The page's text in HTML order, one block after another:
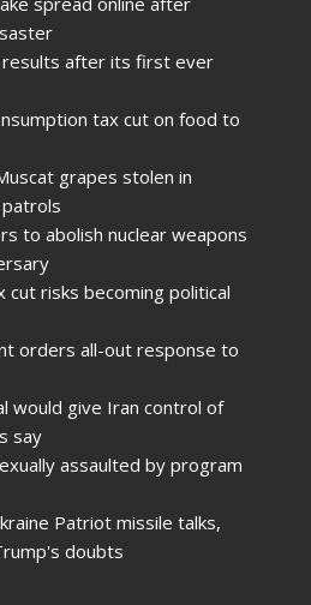
after its first ever
tax cut on food to
grapes stolen in
to abolish nuclear weapons
cut risks becoming political
orders all-out response to
would give Iran control of
say
assaulted by program
Patriot missile talks,
doubts